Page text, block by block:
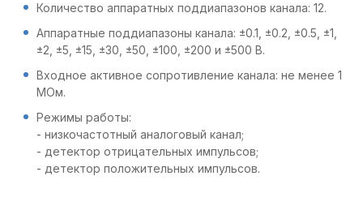
Количество аппаратных поддиапазонов канала: 12.
Аппаратные поддиапазоны канала: ±0.1, ±0.2, ±0.5, ±1,
±2, ±5, ±15, ±30, ±50, ±100, ±200 и ±500 В.
Входное активное сопротивление канала: не менее 1
МОм.
Режимы работы:
- низкочастотный аналоговый канал;
- детектор отрицательных импульсов;
- детектор положительных импульсов.